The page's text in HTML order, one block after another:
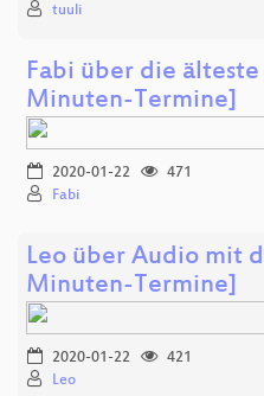
tuuli
Fabi über die
Minuten-Termine]
2020-01-22
471
Fabi
Leo über Audio mit
Minuten-Termine]
2020-01-22
421
Leo